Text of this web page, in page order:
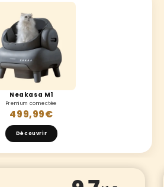
Neakasa M1
Premium connectée
499,99€
Découvrir